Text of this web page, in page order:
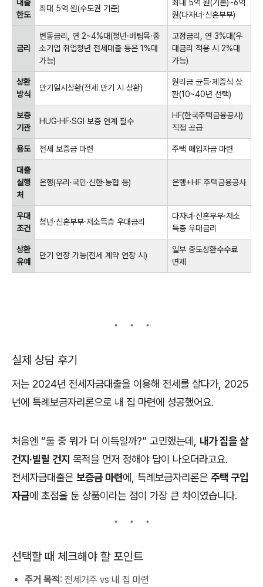
대출
한도
최대 5억 원(수도권 기준)
최대 5억 원(기본)~6억
원(다자녀·신혼부부)
금리
변동금리, 연 2~4%대(청년·버팀목·중
소기업 취업청년 전세대출 등은 1%대
가능)
고정금리, 연 3%대(우
대금리 적용 시 2%대
가능)
상환
방식
만기일시상환(전세 만기 시 상환)
원리금 균등·체증식 상
환(10~40년 선택)
보증
기관
HUG·HF·SGI 보증 연계 필수
HF(한국주택금융공사)
직접 공급
용도 전세 보증금 마련 주택 매입자금 마련
대출
실행
처
은행(우리·국민·신한·농협 등) 은행+HF 주택금융공사
우대
조건
청년·신혼부부·저소득층 우대금리
다자녀·신혼부부·저소
득층 우대금리
상환
유예
만기 연장 가능(전세 계약 연장 시)
일부 중도상환수수료
면제
실제 상담 후기
저는 2024년 전세자금대출을 이용해 전세를 살다가, 2025
년에 특례보금자리론으로 내 집 마련에 성공했어요.
처음엔 “둘 중 뭐가 더 이득일까?” 고민했는데, 내가 집을 살
건지·빌릴 건지 목적을 먼저 정해야 답이 나오더라고요.
전세자금대출은 보증금 마련에, 특례보금자리론은 주택 구입
자금에 초점을 둔 상품이라는 점이 가장 큰 차이였습니다.
선택할 때 체크해야 할 포인트
주거 목적: 전세거주 vs 내 집 마련